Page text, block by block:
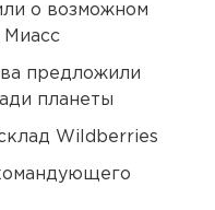
о возможном
Миасс
предложили
планеты
Wildberries